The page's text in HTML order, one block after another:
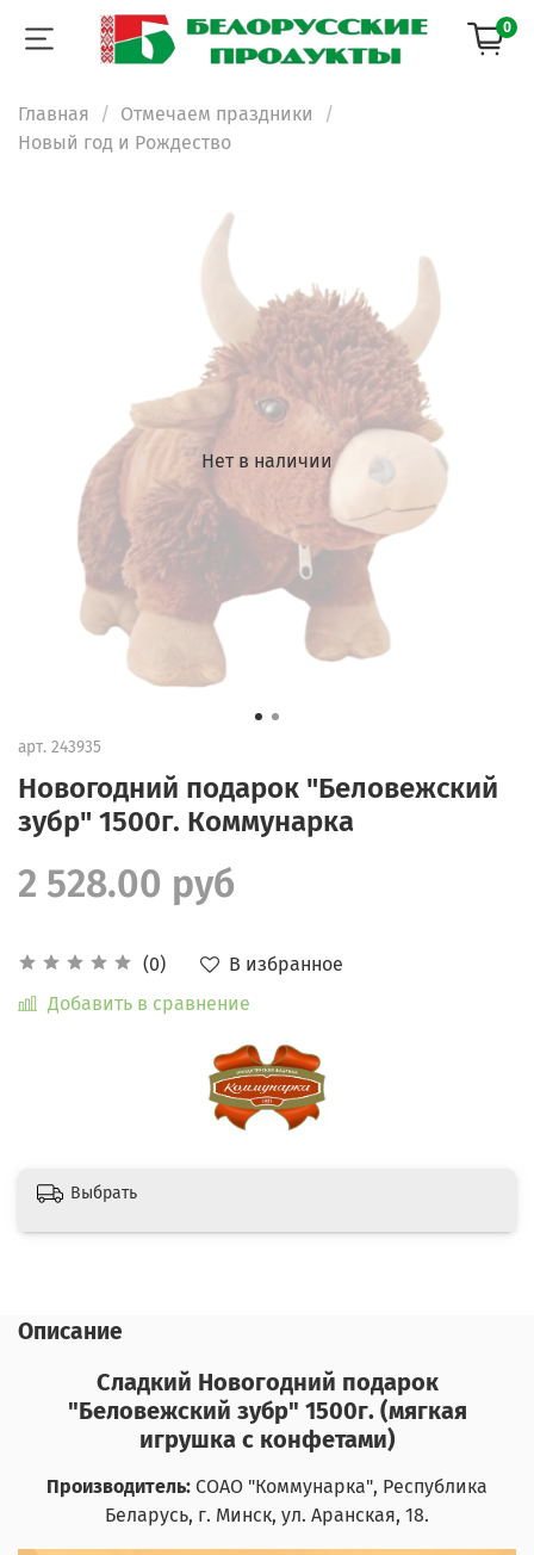
0
Главная
Отмечаем праздники
Новый год и Рождество
Нет в наличии
арт. 243935
Новогодний подарок "Беловежский
зубр" 1500г. Коммунарка
(0)
В избранное
Добавить в сравнение
2 528.00 руб
Выбрать
Описание
Сладкий Новогодний подарок
"Беловежский зубр" 1500г. (мягкая
игрушка с конфетами)
Производитель: СОАО "Коммунарка", Республика
Беларусь, г. Минск, ул. Аранская, 18.